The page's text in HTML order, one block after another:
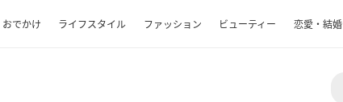
おでかけ ライフスタイル ファッション ビューティー 恋愛・結婚